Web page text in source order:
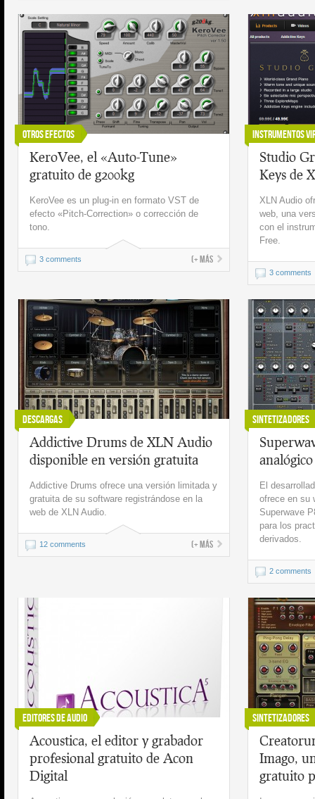
Otros Efectos
KeroVee, el «Auto-Tune»
gratuito de g200kg
KeroVee es un plug-in en formato VST de
efecto «Pitch-Correction» o corrección de
tono.
3 comments (+ más
Instrumentos
Studio
Keys de
XLN Audio
web, una
con el
Free.
3 comments
Descargas
Addictive Drums de XLN Audio
disponible en versión gratuita
Addictive Drums ofrece una versión limitada y
gratuita de su software registrándose en la
web de XLN Audio.
12 comments (+ más
Sintetizadores
El
ofrece en su
Superwave
para los
derivados.
2 comments
Editores de audio
Acoustica, el editor y grabador
profesional gratuito de Acon
Digital
Sintetizadores
Imago,
gratuito